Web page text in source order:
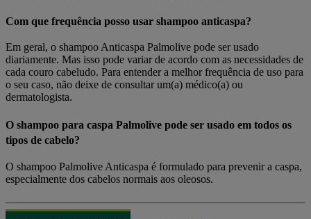
Com que frequência posso usar shampoo anticaspa?
Em geral, o shampoo Anticaspa Palmolive pode ser usado
diariamente. Mas isso pode variar de acordo com as necessidades de
cada couro cabeludo. Para entender a melhor frequência de uso para
o seu caso, não deixe de consultar um(a) médico(a) ou
dermatologista.
O shampoo para caspa Palmolive pode ser usado em todos os
tipos de cabelo?
O shampoo Palmolive Anticaspa é formulado para prevenir a caspa,
especialmente dos cabelos normais aos oleosos.